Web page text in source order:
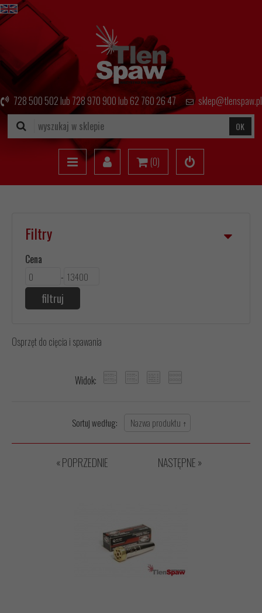
728 500 502lub 728 970 900 lub 62 760 26 47 sklep@tlenspaw.pl
OK
(0)
Filtry
Cena
-
Osprzęt do cięcia i spawania
Widok:
Sortuj według:
« POPRZEDNIE NASTĘPNE »